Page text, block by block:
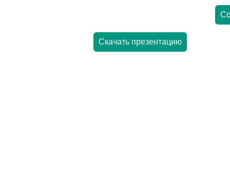
Скачать презентацию